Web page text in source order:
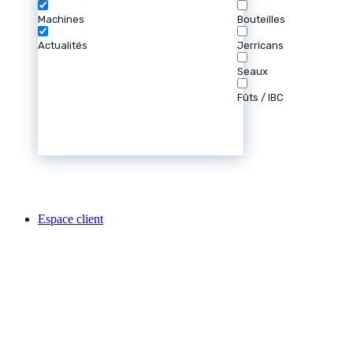
Machines
Actualités
Bouteilles
Jerricans
Seaux
Fûts / IBC
Espace client